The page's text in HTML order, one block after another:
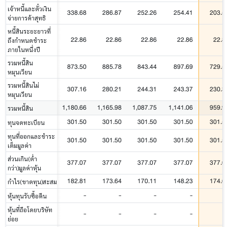
เจ้าหนี้และตั๋วเงิน
จ่ายการค้าสุทธิ
338.68 286.87 252.26 254.41
หนี้สินระยะยาวที่
ถึงกำหนดชำระ
ภายในหนึ่งปี
22.86 22.86 22.86 22.86
รวมหนี้สิน
หมุนเวียน
873.50 885.78 843.44 897.69
รวมหนี้สินไม่
หมุนเวียน
307.16 280.21 244.31 243.37
รวมหนี้สิน 1,180.66 1,165.98 1,087.75 1,141.06
ทุนจดทะเบียน 301.50 301.50 301.50 301.50
ทุนที่ออกและชำระ
เต็มมูลค่า
301.50 301.50 301.50 301.50
ส่วนเกิน(ต่ำ
กว่า)มูลค่าหุ้น
377.07 377.07 377.07 377.07
กำไร(ขาดทุน)สะสม 182.81 173.64 170.11 148.23
หุ้นทุนรับซื้อคืน - - - -
หุ้นที่ถือโดยบริษัท
ย่อย
- - - -